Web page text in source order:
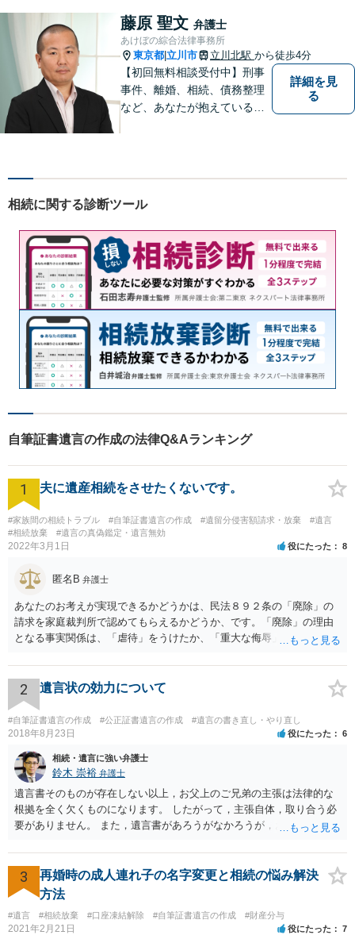
要な準備です。お困りの方は
ぜひご相談ください。
藤原 聖文 弁護士
あけぼの綜合法律事務所
東京都 立川市 立川北駅 から徒歩4分
【初回無料相談受付中】刑事
事件、離婚、相続、債務整理
など、あなたが抱えている問
詳細を見
る
相続に関する診断ツール
自筆証書遺言の作成の法律Q&Aランキング
1 夫に遺産相続をさせたくないです。
#家族間の相続トラブル #自筆証書遺言の作成 #遺留分侵害額請求・放棄
#遺言
#相続放棄
#遺言の真偽鑑定・遺言無効
2022年3月1日 役にたった 8
匿名B 弁護士
あなたのお考えが実現できるかどうかは、民法８９２条の「廃除」の
請求を家庭裁判所で認めてもらえるかどうか、です。「廃除」の理由
となる事実関係は、「虐待」をうけたか、「重大な侮辱」を受けた
「廃除」は遺言でも可能です（民法８９３条）。 弁護士に具体的な事
情を話して相談して、「廃除」が可能か、実際に法律相談を受けるこ
とをお勧めします。
2 遺言状の効力について
#自筆証書遺言の作成 #公正証書遺言の作成 #遺言の書き直し・やり直し
2018年8月23日 役にたった 6
相続・遺言に強い弁護士
鈴木 崇裕 弁護士
遺言書そのものが存在しない以上，お父上のご兄弟の主張は法律的な
根拠を全く欠くものになります。 したがって，主張自体，取り合う必
要がありません。 また，遺言書があろうがなかろうが，お父上のご兄
ご回答にもありますが， 代理人弁護士をたてて，その弁護士から相手
方に対して， ・相続に関する主張は法的根拠がなく，一切応じないこ
と ・今後一切の連絡をしてこないでほしいこと ・連絡を継続してくる
ようであれば警察への通報や法的措置も辞さないこと などを記載した
書面を発送してもらうことがよろしいように思います。
3
再婚時の成人連れ子の名字変更と相続の悩み解決
方法
#遺言 #相続放棄 #口座凍結解除 #自筆証書遺言の作成 #財産分与
2021年2月21日 役にたった 7